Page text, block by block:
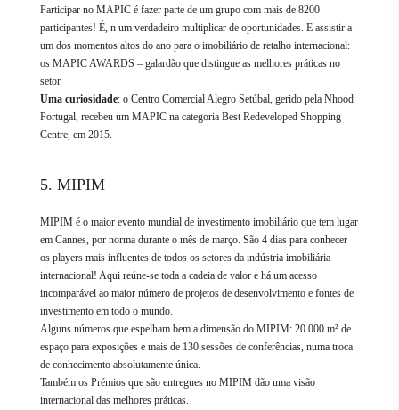
Participar no MAPIC é fazer parte de um grupo com mais de 8200
participantes! É, n um verdadeiro multiplicar de oportunidades. E assistir a
um dos momentos altos do ano para o imobiliário de retalho internacional:
os MAPIC AWARDS – galardão que distingue as melhores práticas no
setor.
Uma curiosidade: o Centro Comercial Alegro Setúbal, gerido pela Nhood
Portugal, recebeu um MAPIC na categoria Best Redeveloped Shopping
Centre, em 2015.
5. MIPIM
MIPIM é o maior evento mundial de investimento imobiliário que tem lugar
em Cannes, por norma durante o mês de março. São 4 dias para conhecer
os players mais influentes de todos os setores da indústria imobiliária
internacional! Aqui reúne-se toda a cadeia de valor e há um acesso
incomparável ao maior número de projetos de desenvolvimento e fontes de
investimento em todo o mundo.
Alguns números que espelham bem a dimensão do MIPIM: 20.000 m² de
espaço para exposições e mais de 130 sessões de conferências, numa troca
de conhecimento absolutamente única.
Também os Prémios que são entregues no MIPIM dão uma visão
internacional das melhores práticas.